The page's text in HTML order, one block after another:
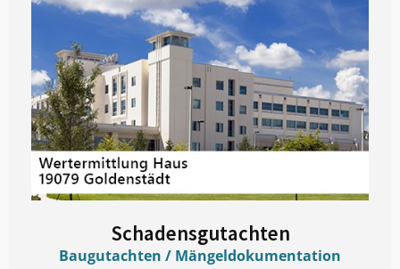
Schadensgutachten
Baugutachten / Mängeldokumentation